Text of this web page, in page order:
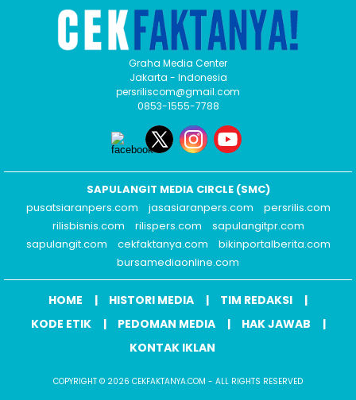
Graha Media Center
Jakarta - Indonesia
persriliscom@gmail.com
0853-1555-7788
SAPULANGIT MEDIA CIRCLE (SMC)
pusatsiaranpers.com
jasasiaranpers.com
persrilis.com
rilisbisnis.com
rilispers.com
sapulangitpr.com
sapulangit.com
cekfaktanya.com
bikinportalberita.com
bursamediaonline.com
HOME HISTORI MEDIA
TIM REDAKSI
KODE ETIK
PEDOMAN MEDIA
HAK JAWAB
KONTAK IKLAN
COPYRIGHT © 2026 CEKFAKTANYA.COM - ALL RIGHTS RESERVED